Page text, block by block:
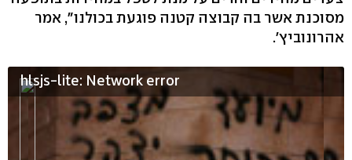
מסוכנת אשר בה קבוצה קטנה פוגעת בכולנו", אמר
אהרונוביץ'.
hlsjs-lite: Network error